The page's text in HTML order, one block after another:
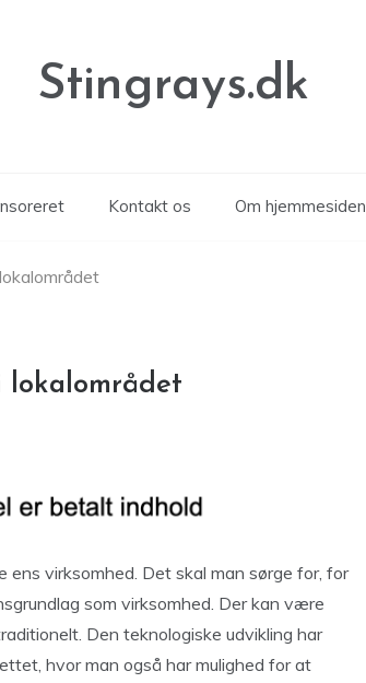
Stingrays.dk
Kontakt os Om hjemmesiden
lokalområdet
virksomhed. Det skal man sørge for, for
som virksomhed. Der kan være
Den teknologiske udvikling har
hvor man også har mulighed for at